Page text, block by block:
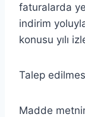
faturalarda
indirim
konusu yılı
Talep
Madde